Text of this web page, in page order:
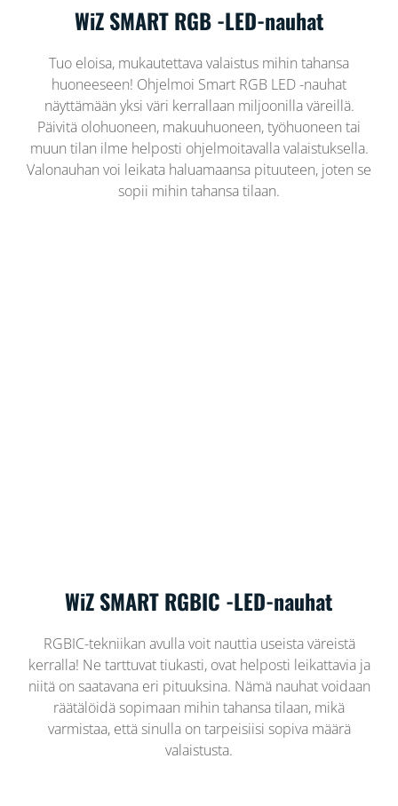
WiZ SMART RGB -LED-nauhat
Tuo eloisa, mukautettava valaistus mihin tahansa
huoneeseen! Ohjelmoi Smart RGB LED -nauhat
näyttämään yksi väri kerrallaan miljoonilla väreillä.
Päivitä olohuoneen, makuuhuoneen, työhuoneen tai
muun tilan ilme helposti ohjelmoitavalla valaistuksella.
Valonauhan voi leikata haluamaansa pituuteen, joten se
sopii mihin tahansa tilaan.
WiZ SMART RGBIC -LED-nauhat
RGBIC-tekniikan avulla voit nauttia useista väreistä
kerralla! Ne tarttuvat tiukasti, ovat helposti leikattavia ja
niitä on saatavana eri pituuksina. Nämä nauhat voidaan
räätälöidä sopimaan mihin tahansa tilaan, mikä
varmistaa, että sinulla on tarpeisiisi sopiva määrä
valaistusta.